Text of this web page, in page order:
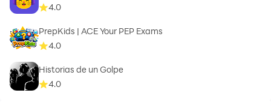
4.0
PrepKids | ACE Your PEP Exams
4.0
Historias de un Golpe
4.0